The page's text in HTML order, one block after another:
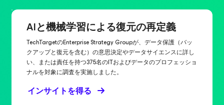
AIと機械学習による復元の再定義
TechTargetのEnterprise Strategy Groupが、データ保護（バッ
クアップと復元を含む）の意思決定やデータサイエンスに詳し
い、または責任を持つ375名のITおよびデータのプロフェッショ
ナルを対象に調査を実施しました。
インサイトを得る